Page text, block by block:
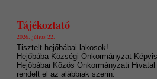
Tájékoztató
2026. július 22.
Tisztelt hejőbábai lakosok!
Hejőbába Községi Önkormányzat
Hejőbábai Közös Önkormányzati
rendelt el az alábbiak szerin: